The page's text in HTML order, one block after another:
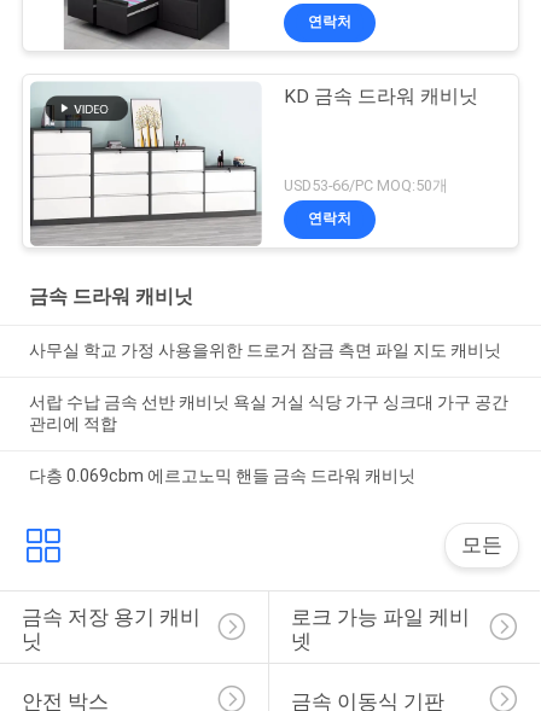
연락처
KD 금속 드라워 캐비닛
USD53-66/PC MOQ:50개
연락처
금속 드라워 캐비닛
사무실 학교 가정 사용을위한 드로거 잠금 측면 파일 지도 캐비닛
서랍 수납 금속 선반 캐비닛 욕실 거실 식당 가구 싱크대 가구 공간
관리에 적합
다층 0.069cbm 에르고노믹 핸들 금속 드라워 캐비닛
모든
금속 저장 용기 캐비
닛
로크 가능 파일 케비
넷
안전 박스 금속 이동식 기판